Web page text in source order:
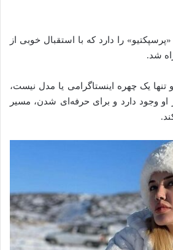
را دارد که با استقبال خوبی از
شد.
تنها یک چهره اینستاگرامی یا مدل نیست،
او وجود دارد و برای حرفه‌ای شدن، مسیر